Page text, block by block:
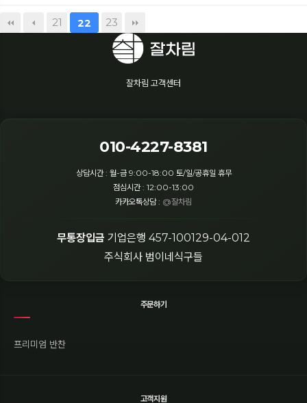
21 22 23
잘차림 고객센터
010-4227-8381
상담시간 : 월-금 9:00-18:00 토/일/공휴일 휴무
점심시간 : 12:00-13:00
카카오톡상담 : @잘차림
무통장입금 기업은행 457-100129-04-012
주식회사 범이네식구들
주문하기
프리미엄 반찬
고객지원